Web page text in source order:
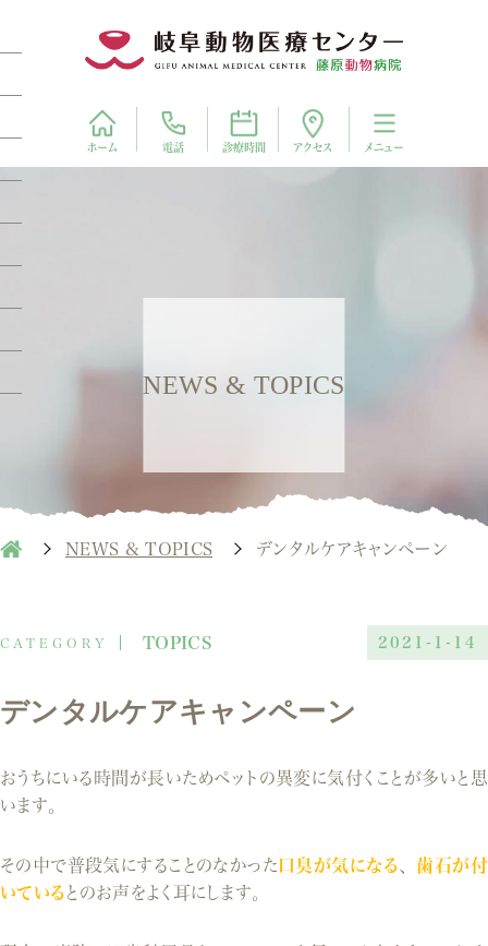
ホーム 電話 診療時間 アクセス メニュー
NEWS & TOPICS
NEWS & TOPICS デンタルケアキャンペーン
TOPICS 2021-1-14
デンタルケアキャンペーン
おうちにいる時間が長いためペットの異変に気付くことが多いと思
います。
その中で普段気にすることのなかった 口臭が気になる 、歯石が付
いているとのお声をよく耳にします。